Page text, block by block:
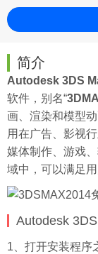
简介
Autodesk 3DS
软件，别名“
画、渲染和模型
用在广告、影视
媒体制作、游戏
域中，可以满足
Autodesk
1、打开安装程序